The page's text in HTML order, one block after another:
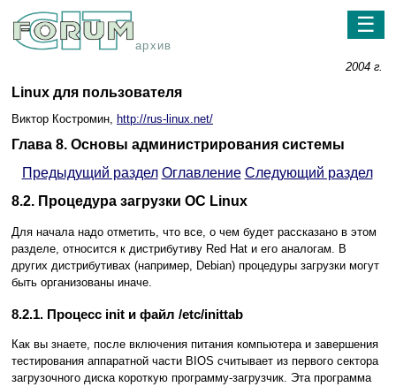
архив
☰
2004 г.
Linux для пользователя
Виктор Костромин, http://rus-linux.net/
Глава 8. Основы администрирования системы
Предыдущий раздел Оглавление Следующий раздел
8.2. Процедура загрузки ОС Linux
Для начала надо отметить, что все, о чем будет рассказано в этом
разделе, относится к дистрибутиву Red Hat и его аналогам. В
других дистрибутивах (например, Debian) процедуры загрузки могут
быть организованы иначе.
8.2.1. Процесс init и файл /etc/inittab
Как вы знаете, после включения питания компьютера и завершения
тестирования аппаратной части BIOS считывает из первого сектора
загрузочного диска короткую программу-загрузчик. Эта программа